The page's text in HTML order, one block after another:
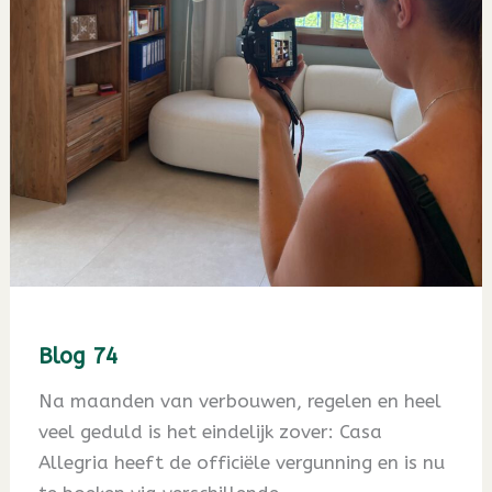
Blog 74
Na maanden van verbouwen, regelen en heel
veel geduld is het eindelijk zover: Casa
Allegria heeft de officiële vergunning en is nu